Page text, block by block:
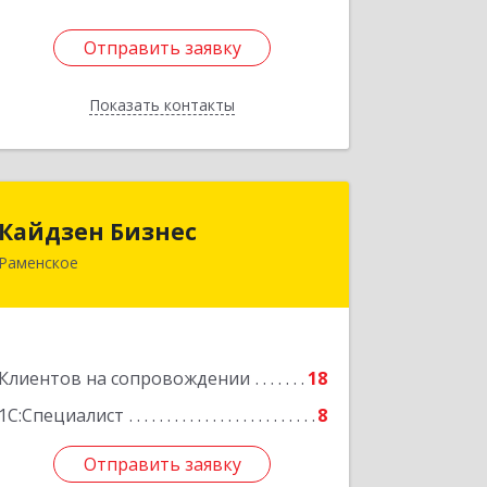
Отправить заявку
Показать контакты
Отправить заявку
Назад
Кайдзен Бизнес
Раменское
Клиентов на сопровождении
18
1С:Специалист
8
Отправить заявку
140165, Московская обл, Раменское г,
Подробнее
Отправить заявку